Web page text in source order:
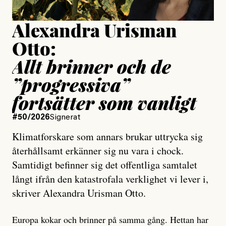
Alexandra Urisman
Otto:
Allt brinner och de
”progressiva”
fortsätter som vanligt
#50/2026Signerat
Klimatforskare som annars brukar uttrycka sig
återhållsamt erkänner sig nu vara i chock.
Samtidigt befinner sig det offentliga samtalet
långt ifrån den katastrofala verklighet vi lever i,
skriver Alexandra Urisman Otto.
Europa kokar och brinner på samma gång. Hettan har